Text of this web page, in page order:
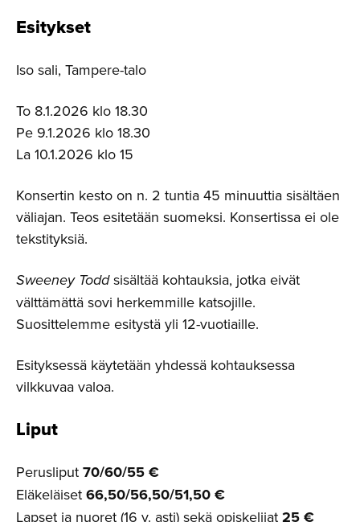
Esitykset
Iso sali, Tampere-talo
To 8.1.2026 klo 18.30
Pe 9.1.2026 klo 18.30
La 10.1.2026 klo 15
Konsertin kesto on n. 2 tuntia 45 minuuttia sisältäen
väliajan. Teos esitetään suomeksi. Konsertissa ei ole
tekstityksiä.
Sweeney Toddsisältää kohtauksia, jotka eivät
välttämättä sovi herkemmille katsojille.
Suosittelemme esitystä yli 12-vuotiaille.
Esityksessä käytetään yhdessä kohtauksessa
vilkkuvaa valoa.
Liput
Perusliput 70/60/55 €
Eläkeläiset 66,50/56,50/51,50 €
Lapset ja nuoret (16 v. asti) sekä opiskelijat 25 €